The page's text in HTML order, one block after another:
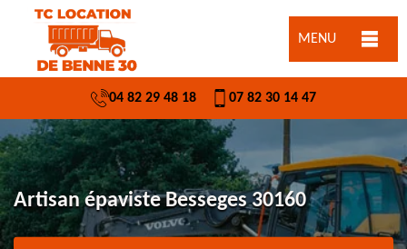
MENU
04 82 29 48 18 07 82 30 14 47
Artisan épaviste Besseges 30160